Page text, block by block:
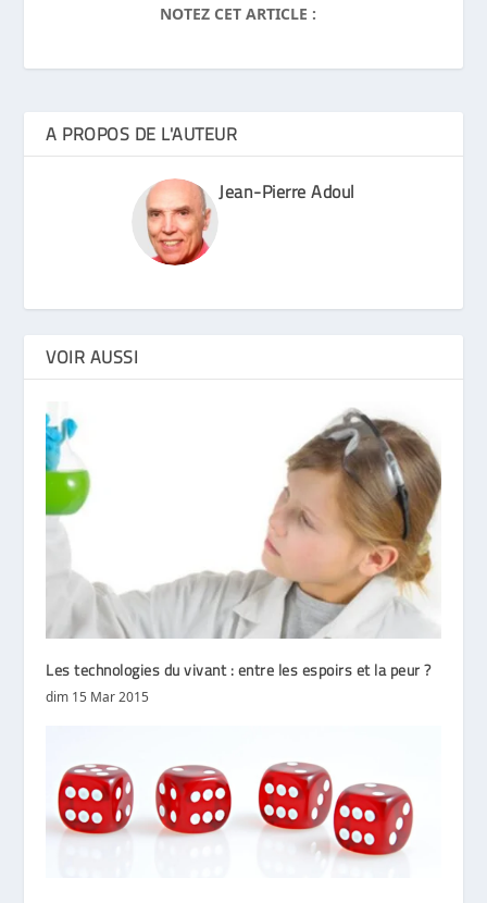
NOTEZ CET ARTICLE :
A PROPOS DE L'AUTEUR
Jean-Pierre Adoul
VOIR AUSSI
Les technologies du vivant : entre les espoirs et la peur ?
dim 15 Mar 2015